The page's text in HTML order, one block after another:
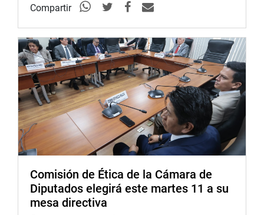
Compartir
Comisión de Ética de la Cámara de
Diputados elegirá este martes 11 a su
mesa directiva